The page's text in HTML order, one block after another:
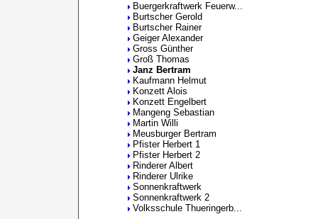
Buergerkraftwerk Feuerw...
Burtscher Gerold
Burtscher Rainer
Geiger Alexander
Gross Günther
Groß Thomas
Janz Bertram
Kaufmann Helmut
Konzett Alois
Konzett Engelbert
Mangeng Sebastian
Martin Willi
Meusburger Bertram
Pfister Herbert 1
Pfister Herbert 2
Rinderer Albert
Rinderer Ulrike
Sonnenkraftwerk
Sonnenkraftwerk 2
Volksschule Thueringerb...